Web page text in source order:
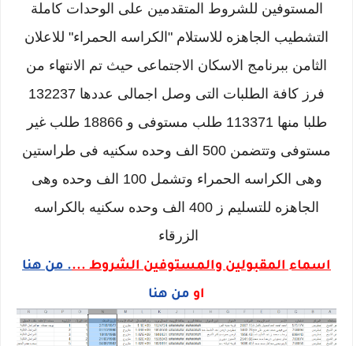
المستوفين للشروط المتقدمين على الوحدات كاملة
التشطيب الجاهزه للاستلام "الكراسه الحمراء" للاعلان
الثامن ببرنامج الاسكان الاجتماعى حيث تم الانتهاء من
فرز كافة الطلبات التى وصل اجمالى عددها 132237
طلبا منها 113371 طلب مستوفى و 18866 طلب غير
مستوفى وتتضمن 500 الف وحده سكنيه فى طراستين
وهى الكراسه الحمراء وتشمل 100 الف وحده وهى
الجاهزه للتسليم ز 400 الف وحده سكنيه بالكراسه
الزرقاء
اسماء المقبولين والمستوفين الشروط .... من هنا
او من هنا